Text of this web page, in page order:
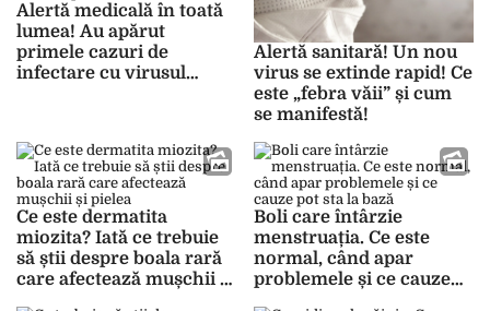
Alertă medicală în toată
lumea! Au apărut
primele cazuri de
infectare cu virusul
Alertă sanitară! Un nou
virus se extinde rapid! Ce
este „febra văii” și cum
se manifestă!
Ce este dermatita
miozita? Iată ce trebuie
să știi despre boala rară
care afectează mușchii și
Boli care întârzie
menstruația. Ce este
normal, când apar
problemele și ce cauze